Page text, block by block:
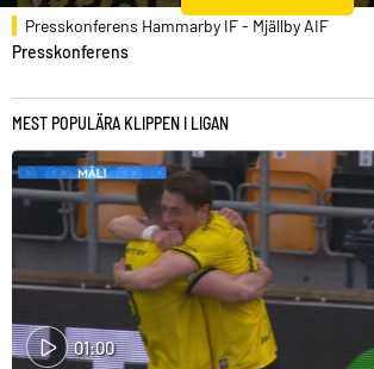
Presskonferens Hammarby IF - Mjällby AIF
Presskonferens
MEST POPULÄRA KLIPPEN I LIGAN
01:00